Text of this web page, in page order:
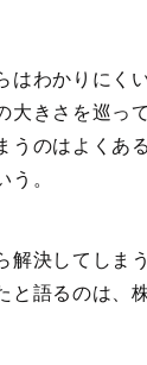
はわかりにく
きさを巡っ
のはよくあ
う。
決してしま
語るのは、